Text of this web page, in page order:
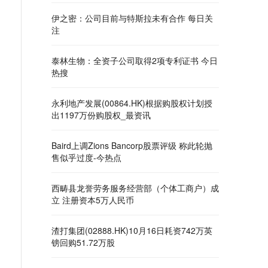
伊之密：公司目前与特斯拉未有合作 每日关
注
泰林生物：全资子公司取得2项专利证书 今日
热搜
永利地产发展(00864.HK)根据购股权计划授
出1197万份购股权_最资讯
Baird上调Zions Bancorp股票评级 称此轮抛
售似乎过度-今热点
西畴县龙誉劳务服务经营部（个体工商户）成
立 注册资本5万人民币
渣打集团(02888.HK)10月16日耗资742万英
镑回购51.72万股